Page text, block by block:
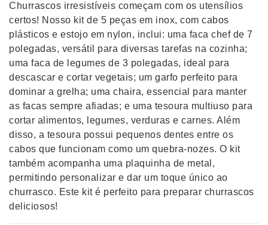
Churrascos irresistíveis começam com os utensílios
certos! Nosso kit de 5 peças em inox, com cabos
plásticos e estojo em nylon, inclui: uma faca chef de 7
polegadas, versátil para diversas tarefas na cozinha;
uma faca de legumes de 3 polegadas, ideal para
descascar e cortar vegetais; um garfo perfeito para
dominar a grelha; uma chaira, essencial para manter
as facas sempre afiadas; e uma tesoura multiuso para
cortar alimentos, legumes, verduras e carnes. Além
disso, a tesoura possui pequenos dentes entre os
cabos que funcionam como um quebra-nozes. O kit
também acompanha uma plaquinha de metal,
permitindo personalizar e dar um toque único ao
churrasco. Este kit é perfeito para preparar churrascos
deliciosos!